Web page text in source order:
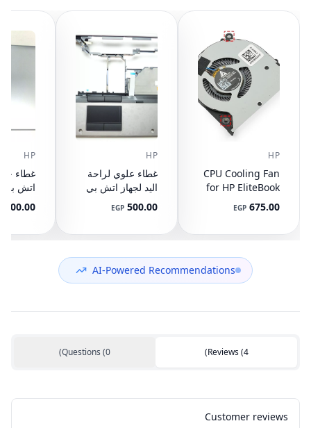
HP
CPU Cooling Fan
for HP EliteBook
745 G3 G4, 840
G3 G4, 848 G3
DC05V 0.50A
675.00
EGP
HP
غطاء علوي لراحة
اليد لجهاز اتش بي
مع تاتش باد
(مستعمل)
500.00
EGP
HP
400.00
AI-Powered Recommendations
Reviews(4
)
Questions (0
)
Customer reviews